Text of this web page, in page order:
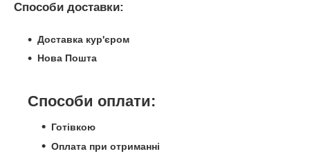
Способи доставки:
Доставка кур'єром
Нова Пошта
Способи оплати:
Готівкою
Оплата при отриманні